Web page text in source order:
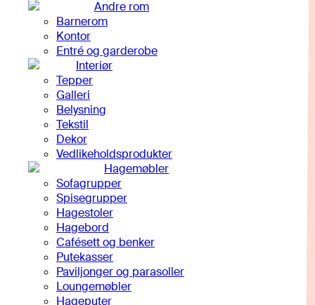
Andre rom
Barnerom
Kontor
Entré og garderobe
Interiør
Tepper
Galleri
Belysning
Tekstil
Dekor
Vedlikeholdsprodukter
Hagemøbler
Sofagrupper
Spisegrupper
Hagestoler
Hagebord
Cafésett og benker
Putekasser
Paviljonger og parasoller
Loungemøbler
Hageputer